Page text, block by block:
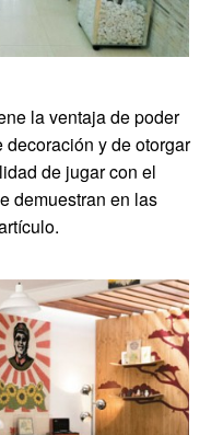
la ventaja de poder
y de otorgar
de jugar con el
demuestran en las